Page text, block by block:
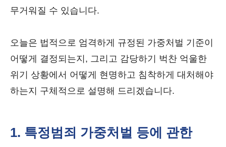
무거워질 수 있습니다.
오늘은 법적으로 엄격하게 규정된 가중처벌 기준이
어떻게 결정되는지, 그리고 감당하기 벅찬 억울한
위기 상황에서 어떻게 현명하고 침착하게 대처해야
하는지 구체적으로 설명해 드리겠습니다.
1. 특정범죄 가중처벌 등에 관한